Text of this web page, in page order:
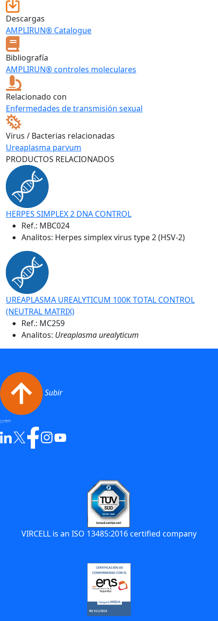
Descargas
AMPLIRUN® Catalogue
Bibliografía
AMPLIRUN® controles moleculares
Relacionado con
Enfermedades de transmisión sexual
Virus / Bacterias relacionadas
Ureaplasma parvum
PRODUCTOS RELACIONADOS
HERPES SIMPLEX 2 DNA CONTROL
Ref.: MBC024
Analitos: Herpes simplex virus type 2 (HSV-2)
UREAPLASMA UREALYTICUM 100K TOTAL CONTROL
(NEUTRAL MATRIX)
Ref.: MC259
Analitos: Ureaplasma urealyticum
Subir
VIRCELL is an ISO 13485:2016 certified company